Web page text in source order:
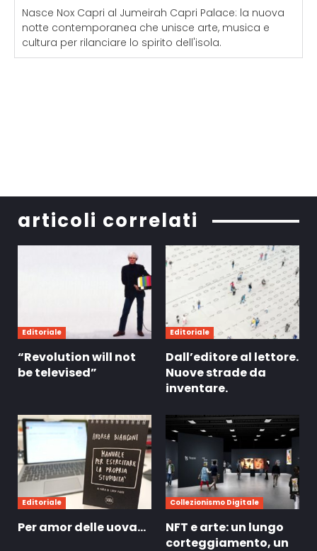
Nasce Nox Capri al Jumeirah Capri Palace: la nuova
notte contemporanea che unisce arte, musica e
cultura per rilanciare lo spirito dell'isola.
articoli correlati
Editoriale
“Revolution will not
be televised”
Editoriale
Dall’editore al lettore.
Nuove strade da
inventare.
Editoriale
Per amor delle uova…
Collezionismo Digitale
NFT e arte: un lungo
corteggiamento, un